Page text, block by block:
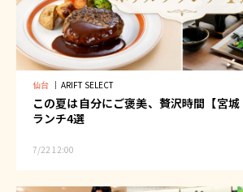
仙台 ｜ ARIFT SELECT
この夏は自分にご褒美、贅沢時間【宮
ランチ4選
7/22 12:00